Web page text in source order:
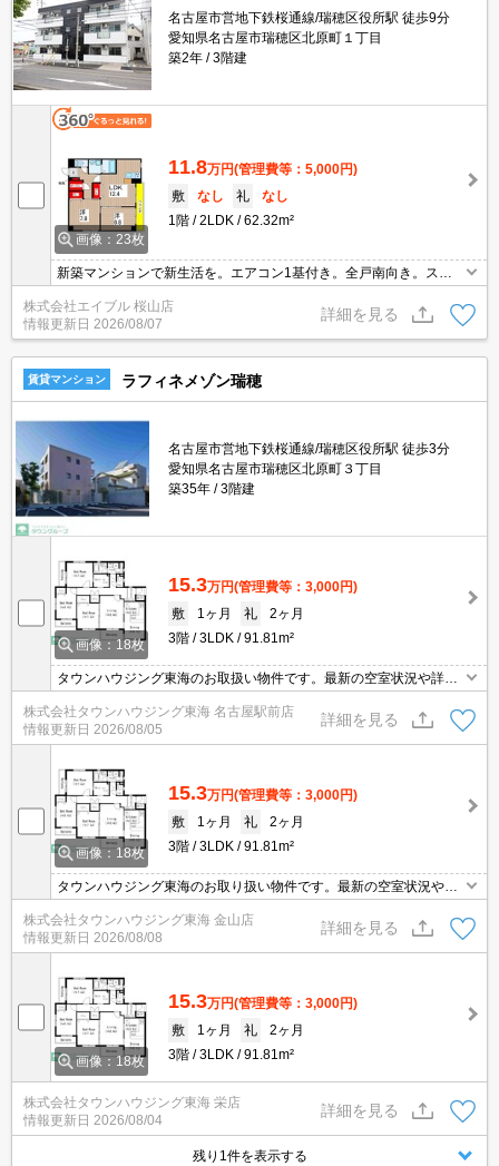
名古屋市営地下鉄桜通線/瑞穂区役所駅 徒歩9分
愛知県名古屋市瑞穂区北原町１丁目
築2年
3階建
画像：23枚
11.8万円(管理費等：5,000円)
敷
なし 礼
なし
1階
2LDK 62.32m²
新築マンションで新生活を。エアコン1基付き。全戸南向き。スー
パーバローへ160m。ドラッグストアへ160m。オートロック。宅配
ボックスあり。敷地外駐車場へ50m。
株式会社エイブル 桜山店
情報更新日 2026/08/07
詳細を見る
賃貸マンション ラフィネメゾン瑞穂
名古屋市営地下鉄桜通線/瑞穂区役所駅 徒歩3分
愛知県名古屋市瑞穂区北原町３丁目
築35年
3階建
画像：18枚
15.3万円(管理費等：3,000円)
敷
1ヶ月 礼
2ヶ月
3階
3LDK 91.81m²
タウンハウジング東海のお取扱い物件です。最新の空室状況や詳細
などお気軽にお問い合わせください。
株式会社タウンハウジング東海 名古屋駅前店
情報更新日 2026/08/05
詳細を見る
画像：18枚
15.3万円(管理費等：3,000円)
敷
1ヶ月 礼
2ヶ月
3階
3LDK 91.81m²
タウンハウジング東海のお取り扱い物件です。最新の空室状況やの
詳細などお気軽にお問い合わせ下さい。
株式会社タウンハウジング東海 金山店
情報更新日 2026/08/08
詳細を見る
画像：18枚
15.3万円(管理費等：3,000円)
敷
1ヶ月 礼
2ヶ月
3階
3LDK 91.81m²
株式会社タウンハウジング東海 栄店
情報更新日 2026/08/04
詳細を見る
残り1件を表示する